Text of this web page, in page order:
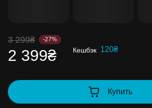
3 299₴ -27%
2 399₴ Кешбэк 120₴
Купить